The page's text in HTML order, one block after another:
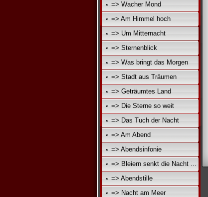
=> Wacher Mond
=> Am Himmel hoch
=> Um Mitternacht
=> Sternenblick
=> Was bringt das Morgen
=> Stadt aus Träumen
=> Geträumtes Land
=> Die Sterne so weit
=> Das Tuch der Nacht
=> Am Abend
=> Abendsinfonie
=> Bleiern senkt die Nacht ...
=> Abendstille
=> Nacht am Meer